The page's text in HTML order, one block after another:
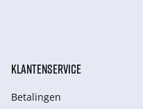
KLANTENSERVICE
Betalingen